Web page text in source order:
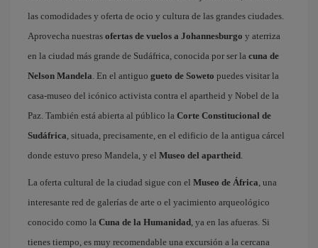
las comodidades y oferta de ocio y cultura de las grandes ciudades.
Aprovecha nuestras ofertas de vuelos a Johannesburgo y aterriza
en la ciudad más grande de Sudáfrica, conocida por ser la cuna de
Nelson Mandela. En el antiguo gueto de Soweto puedes visitar la
casa-museo del icónico activista contra el apartheid y Nobel de la
Paz. También está abierta al público la Corte Constitucional de
Sudáfrica, situada, precisamente, en el edificio de la antigua cárcel
donde estuvo preso Mandela, y el Museo del apartheid.
La oferta cultural de la ciudad sigue con el Museo de África, una
interesante red de galerías de arte o el yacimiento arqueológico
conocido como la Cuna de la Humanidad, ya en las afueras. Si
tienes tiempo, es muy recomendable una excursión a la cercana